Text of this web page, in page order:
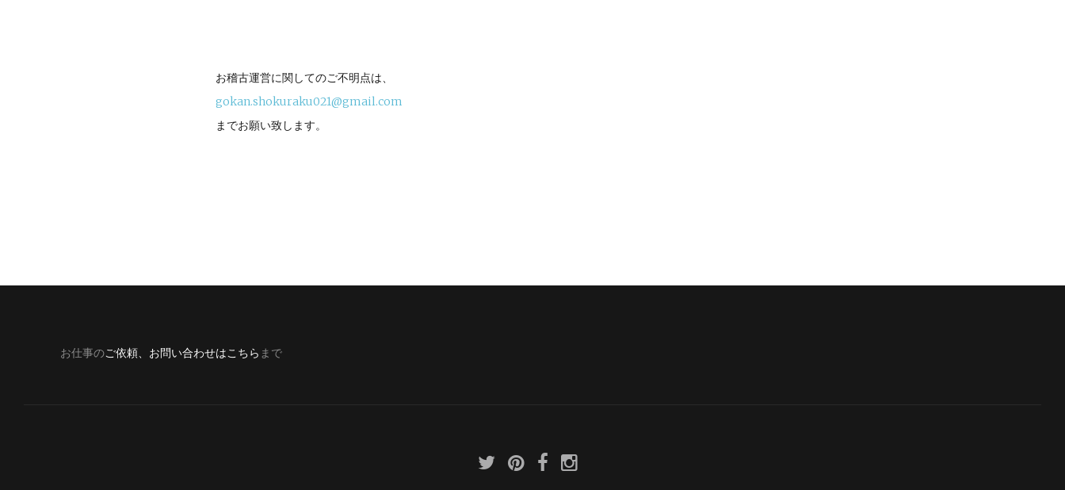
お稽古運営に関してのご不明点は、
gokan.shokuraku021@gmail.com
までお願い致します。
お仕事のご依頼、お問い合わせはこちら まで